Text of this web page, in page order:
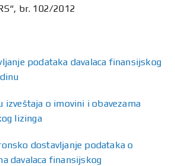
br. 102/2012
podataka davalaca finansijskog
izveštaja o imovini i obavezama
lizinga
dostavljanje podataka o
davalaca finansijskog